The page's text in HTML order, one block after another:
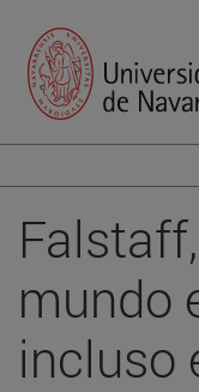
mundo
incluso